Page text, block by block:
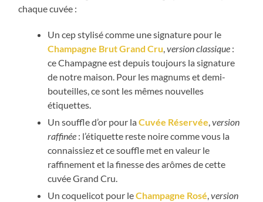
chaque cuvée :
Un cep stylisé comme une signature pour le
Champagne Brut Grand Cru,version classique :
ce Champagne est depuis toujours la signature
de notre maison. Pour les magnums et demi-
bouteilles, ce sont les mêmes nouvelles
étiquettes.
Un souffle d’or pour laCuvée Réservée,version
raffinée : l’étiquette reste noire comme vous la
connaissiez et ce souffle met en valeur le
raffinement et la finesse des arômes de cette
cuvée Grand Cru.
Un coquelicot pour leChampagne Rosé,version